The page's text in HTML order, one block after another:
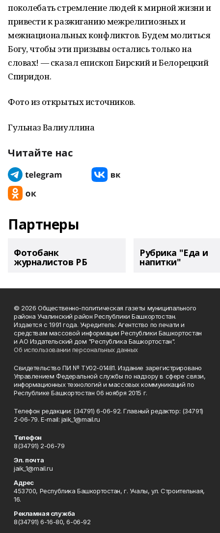
поколебать стремление людей к мирной жизни и
привести к разжиганию межрелигиозных и
межнациональных конфликтов. Будем молиться
Богу, чтобы эти призывы остались только на
словах! — сказал епископ Бирский и Белорецкий
Спиридон.
Фото из открытых источников.
Гульназ Валиуллина
Читайте нас
Партнеры
Фотобанк
журналистов РБ
Рубрика "Еда и
напитки"
© 2026 Общественно-политическая газеты муниципального
района Учалинский район Республики Башкортостан.
Издается с 1991 года. Учредитель: Агентство по печати и
средствам массовой информации Республики Башкортостан
и АО Издательский дом "Республика Башкортостан".
Об использовании персональных данных
Свидетельство ПИ № ТУ02-01481. Издание зарегистрировано
Управлением Федеральной службы по надзору в сфере связи,
информационных технологий и массовых коммуникаций по
Республике Башкортостан 06 ноября 2015 г.
Телефон редакции: (34791) 6-06-92. Главный редактор: (34791)
2-06-79. Е-mаil: jaik_1@mail.ru
Телефон
8(34791) 2-06-79
Эл. почта
jaik_1@mail.ru
Адрес
453700, Республика Башкортостан, г. Учалы, ул. Строительная,
16.
Рекламная служба
8(34791) 6-16-80, 6-06-92